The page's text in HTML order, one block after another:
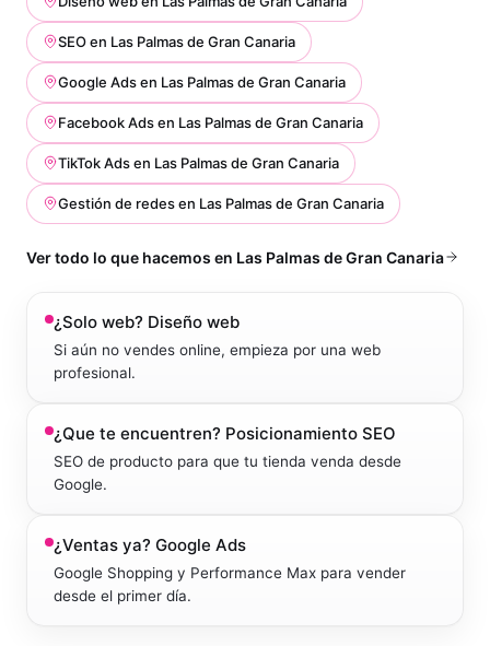
SEOen Las Palmas de Gran Canaria
Google Adsen Las Palmas de Gran Canaria
Facebook Adsen Las Palmas de Gran Canaria
TikTok Adsen Las Palmas de Gran Canaria
Gestión de redesen Las Palmas de Gran Canaria
Ver todo lo que hacemos en Las Palmas de Gran Canaria
¿Solo web? Diseño web
Si aún no vendes online, empieza por una web
profesional.
¿Que te encuentren? Posicionamiento SEO
SEO de producto para que tu tienda venda desde
Google.
¿Ventas ya? Google Ads
Google Shopping y Performance Max para vender
desde el primer día.